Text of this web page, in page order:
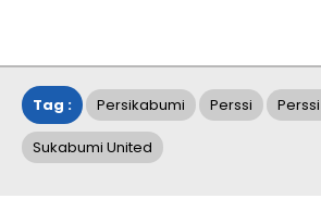
Tag : Persikabumi Perssi
Sukabumi United